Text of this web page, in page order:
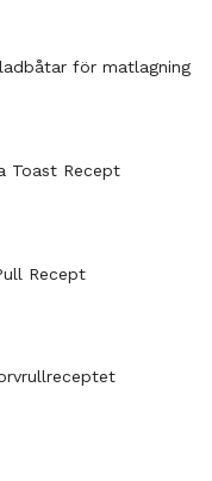
för matlagning
Toast Recept
Recept